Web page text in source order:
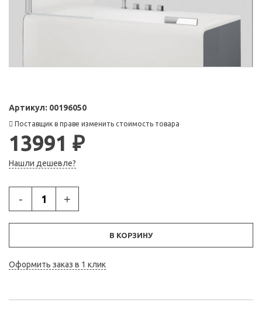
Артикул: 00196050
Поставщик в праве изменить стоимость товара
13991 ₽
Нашли дешевле?
- +
В КОРЗИНУ
Оформить заказ в 1 клик